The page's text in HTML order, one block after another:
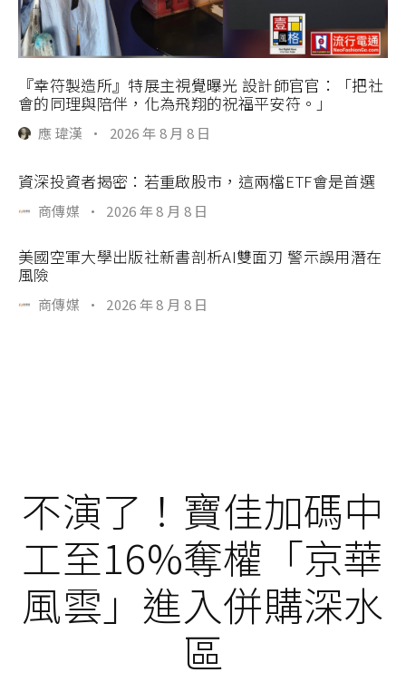
『幸符製造所』特展主視覺曝光 設計師官官：「把社
會的同理與陪伴，化為飛翔的祝福平安符。」
應 瑋漢 · 2026 年 8 月 8 日
資深投資者揭密：若重啟股市，這兩檔ETF會是首選
商傳媒 · 2026 年 8 月 8 日
美國空軍大學出版社新書剖析AI雙面刃 警示誤用潛在
風險
商傳媒 · 2026 年 8 月 8 日
不演了！寶佳加碼中
工至16%奪權「京華
風雲」進入併購深水
區